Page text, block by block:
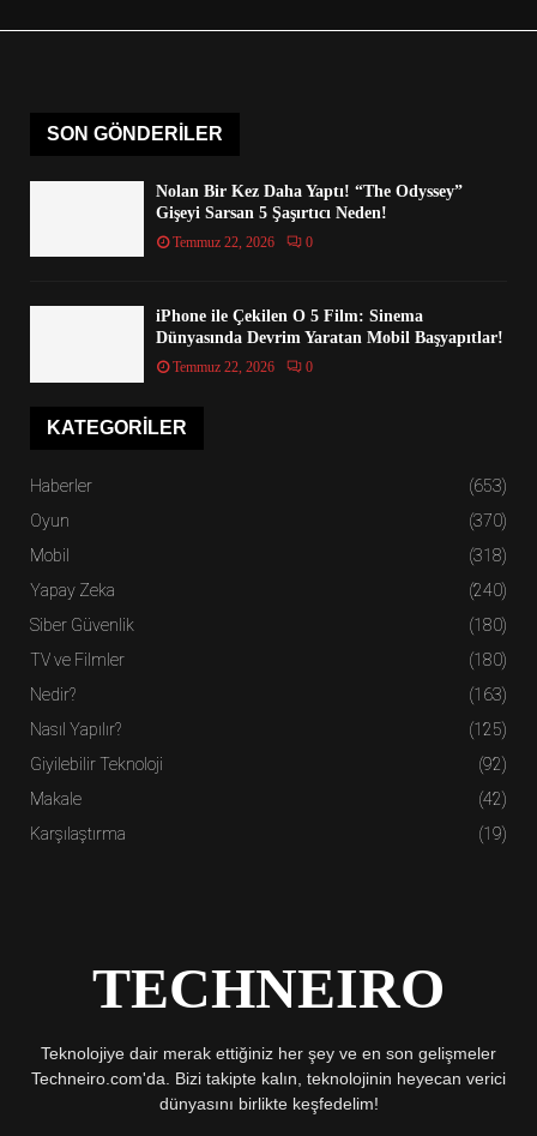
SON GÖNDERILER
Nolan Bir Kez Daha Yaptı! “The Odyssey”
Gişeyi Sarsan 5 Şaşırtıcı Neden!
Temmuz 22, 2026 0
iPhone ile Çekilen O 5 Film: Sinema
Dünyasında Devrim Yaratan Mobil Başyapıtlar!
Temmuz 22, 2026 0
KATEGORILER
Haberler
(653)
Oyun
(370)
Mobil
(318)
Yapay Zeka
(240)
Siber Güvenlik
(180)
TV ve Filmler
(180)
Nedir?
(163)
Nasıl Yapılır?
(125)
Giyilebilir Teknoloji
(92)
Makale
(42)
Karşılaştırma
(19)
TECHNEIRO
Teknolojiye dair merak ettiğiniz her şey ve en son gelişmeler
Techneiro.com'da. Bizi takipte kalın, teknolojinin heyecan verici
dünyasını birlikte keşfedelim!